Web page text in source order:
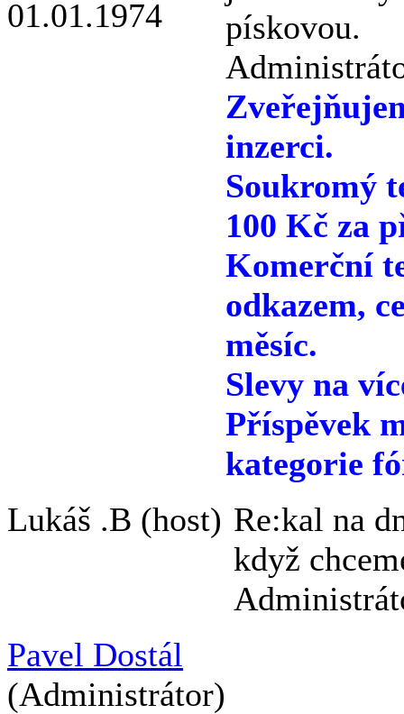
pískovou.
inzerci.
Soukromý
100 Kč za
Komerční
odkazem,
měsíc.
Slevy na
Příspěvek
kategorie
Lukáš .B (host) Re:kal na
když
Pavel Dostál
(Administrátor)